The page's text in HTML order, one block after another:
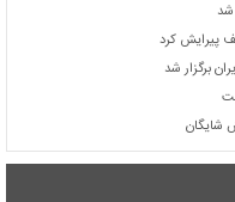
پیرایش کرد
برگزار شد
شایگان